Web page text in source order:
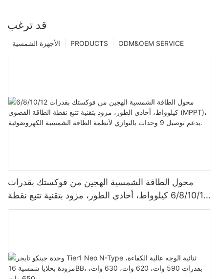
قد ترغب
ODM&OEM SERVICE
PRODUCTS الأجهزة الشمسية
محول الطاقة الشمسية الهجين من فوكستك بقدرات
6/8/10/12 كيلوواط، أحادي الطور، مزود بتقنية تتبع نقطة
الطاقة القصوى (MPPT)، يدعم توصيل 9 وحدات بالتوازي